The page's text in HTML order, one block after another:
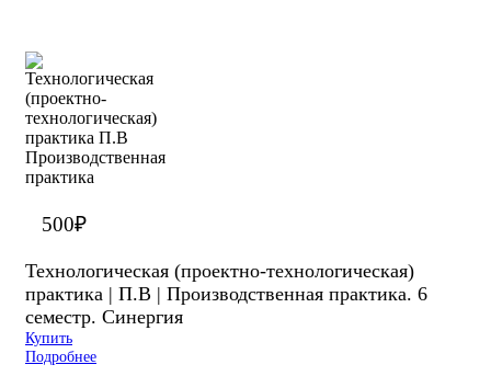
500₽
Технологическая (проектно-технологическая)
практика | П.В | Производственная практика. 6
семестр. Синергия
Купить
Подробнее